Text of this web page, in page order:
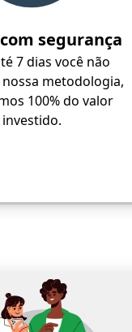
segurança
7 dias você não
metodologia,
100% do valor
investido.